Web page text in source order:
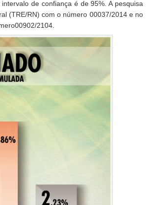
de confiança é de 95%. A pesquisa
(TRE/RN) com o número 00037/2014 e no
2104.